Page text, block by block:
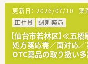
る他、提携の保養
〇産休・育休・時
スの実績!
産休、育休取得は
育児休業より復帰
す。
法律では3歳までで
更新日： 2026/07/10 薬
正社員
調剤薬局
【仙台市若林区】≪五
処方箋応需／面対応
OTC薬品の取り扱い